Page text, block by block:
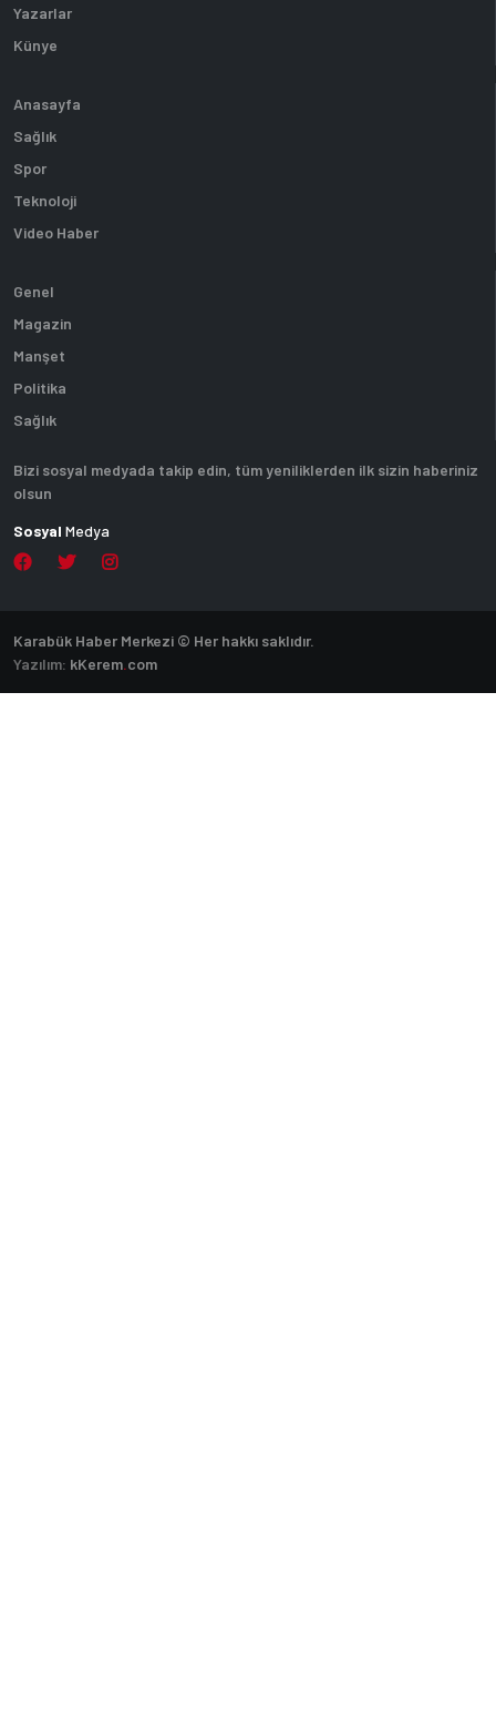
Yazarlar
Künye
Anasayfa
Sağlık
Spor
Teknoloji
Video Haber
Genel
Magazin
Manşet
Politika
Sağlık
Bizi sosyal medyada takip edin, tüm yeniliklerden ilk sizin haberiniz
olsun
Sosyal Medya
Karabük Haber Merkezi © Her hakkı saklıdır.
Yazılım: kKerem.com